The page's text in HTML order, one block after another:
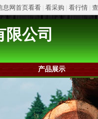
息网首页看看 | 看采购 | 看行情 |
限公司
产品展示